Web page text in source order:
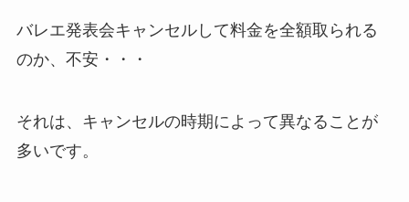
バレエ発表会キャンセルして料金を全額取られる
のか、不安・・・
それは、キャンセルの時期によって異なることが
多いです。